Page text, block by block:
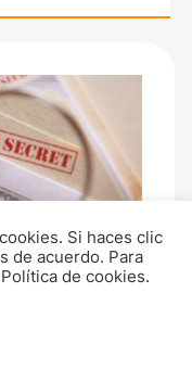
PÚBLICAS
la nueva Ley
Si haces clic
de acuerdo. Para
de cookies.